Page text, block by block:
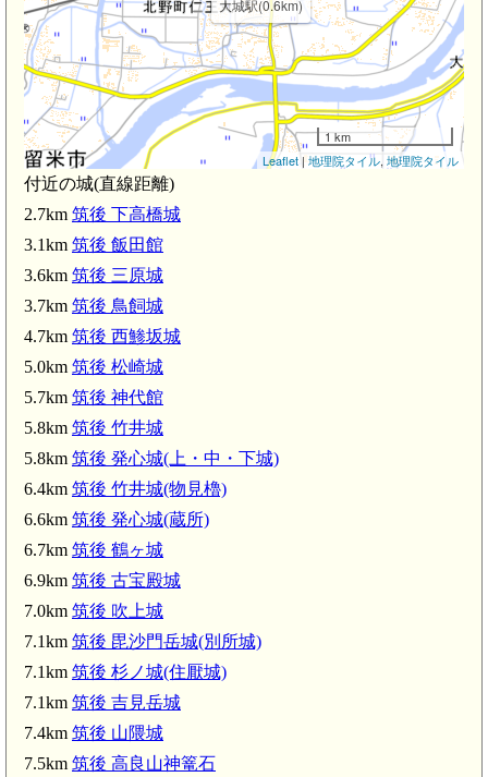
大城駅(0.6km)
1 km
Leaflet | 地理院タイル, 地理院タイル
付近の城(直線距離)
2.7km 筑後 下高橋城
3.1km 筑後 飯田館
3.6km 筑後 三原城
3.7km 筑後 鳥飼城
4.7km 筑後 西鯵坂城
5.0km 筑後 松崎城
5.7km 筑後 神代館
5.8km 筑後 竹井城
5.8km 筑後 発心城(上・中・下城)
6.4km 筑後 竹井城(物見櫓)
6.6km 筑後 発心城(蔵所)
6.7km 筑後 鶴ヶ城
6.9km 筑後 古宝殿城
7.0km 筑後 吹上城
7.1km 筑後 毘沙門岳城(別所城)
7.1km 筑後 杉ノ城(住厭城)
7.1km 筑後 吉見岳城
7.4km 筑後 山隈城
7.5km 筑後 高良山神篭石